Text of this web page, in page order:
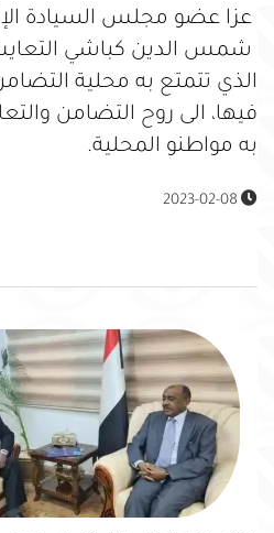
عزا عضو مجلس السيادة
شمس الدين كباشي
الذي تتمتع به محلية
فيها، الى روح التضامن
به مواطنو المحلية.